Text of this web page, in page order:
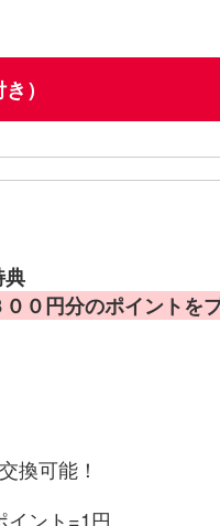
）
典
０円分のポイントを
換可能！
イント=1円